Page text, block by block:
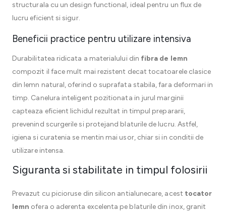
structurala cu un design functional, ideal pentru un flux de
lucru eficient si sigur.
Beneficii practice pentru utilizare intensiva
Durabilitatea ridicata a materialului din fibra de lemn
compozit il face mult mai rezistent decat tocatoarele clasice
din lemn natural, oferind o suprafata stabila, fara deformari in
timp. Canelura inteligent pozitionata in jurul marginii
capteaza eficient lichidul rezultat in timpul prepararii,
prevenind scurgerile si protejand blaturile de lucru. Astfel,
igiena si curatenia se mentin mai usor, chiar si in conditii de
utilizare intensa.
Siguranta si stabilitate in timpul folosirii
Prevazut cu picioruse din silicon antialunecare, acest tocator
lemn ofera o aderenta excelenta pe blaturile din inox, granit